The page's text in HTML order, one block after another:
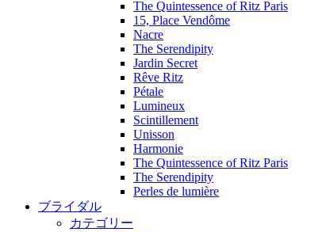
The Quintessence of Ritz Paris
15, Place Vendôme
Nacre
The Serendipity
Jardin Secret
Rêve Ritz
Pétale
Lumineux
Scintillement
Unisson
Harmonie
The Quintessence of Ritz Paris
The Serendipity
Perles de lumière
ブライダル
カテゴリー